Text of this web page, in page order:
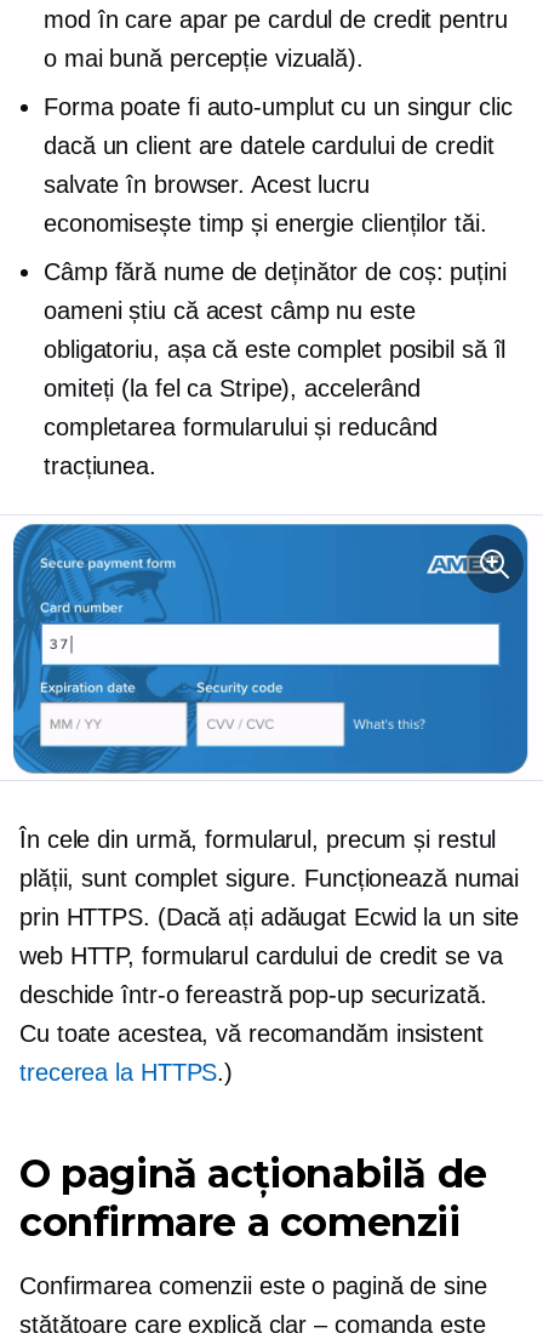
mod în care apar pe cardul de credit pentru
o mai bună percepție vizuală).
Forma poate fi auto-umplutcu un singur clic
dacă un client are datele cardului de credit
salvate în browser. Acest lucru
economisește timp și energie clienților tăi.
Câmp fără nume de deținător de coș: puțini
oameni știu că acest câmp nu este
obligatoriu, așa că este complet posibil să îl
omiteți (la fel ca Stripe), accelerând
completarea formularului și reducând
tracțiunea.
În cele din urmă, formularul, precum și restul
plății, sunt complet sigure. Funcționează numai
prin HTTPS. (Dacă ați adăugat Ecwid la un site
web HTTP, formularul cardului de credit se va
deschide într-o fereastră pop-up securizată.
Cu toate acestea, vă recomandăm insistent
trecerea la HTTPS.)
O pagină acționabilă de
confirmare a comenzii
Confirmarea comenzii este o pagină de sine
stătătoare care explică clar – comanda este